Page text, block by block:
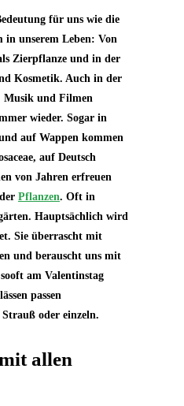
für uns wie die
in unserem Leben: Von
Zierpflanze und in der
Kosmetik. Auch in der
Musik und Filmen
wieder. Sogar in
auf Wappen kommen
auf Deutsch
von Jahren erfreuen
Pflanzen. Oft in
Hauptsächlich wird
Sie überrascht mit
und berauscht uns mit
am Valentinstag
passen
oder einzeln.
allen